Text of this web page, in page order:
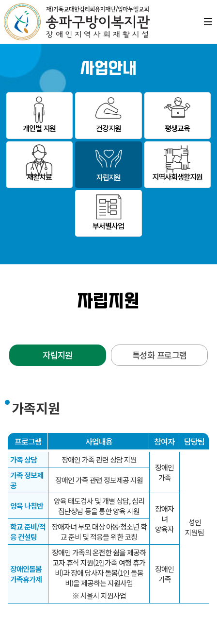
사업안내
개인별 지원 건강지원 평생교육
재활치료 자립지원 지역사회생활지원
부서별사업
자립지원
자립지원 특성화 프로그램
가족지원
프로그램 사업내용 참여자 담당팀
가족 상담 장애인 가족 관련 상담 지원
장애인
가족
성인
지원팀
가족 정보제
공
장애인 가족 관련 정보제공 지원
양육 나침반
양육 태도검사 및 개별 상담, 심리
집단상담 등을 통한 양육 지원
장애자
녀
양육자
학교 준비/적
응 컨설팅
장애자녀 부모 대상 아동·청소년 학
교 준비 및 적응을 위한 코칭
장애인돌봄
가족휴가제
장애인 가족의 온전한 쉼을 제공하
고자 휴식 지원(2인가족 여행 휴가
비)과 장애 당사자 돌봄(1인 돌봄
비)을 제공하는 지원사업
※ 서울시 지원사업
장애인
가족